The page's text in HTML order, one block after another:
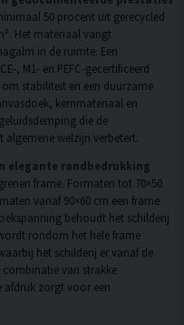
50 procent uit gerecycled
Het materiaal vangt
in de ruimte. Een
, M1- en PEFC-gecertificeerd
stabiliteit en een duurzame
kernmateriaal en
die de
welzijn verbetert.
elegante randbedrukking
frame. Formaten tot 70×50
vanaf 90×60 cm een frame
behoudt het schilderij
rondom het hele frame
het schilderij er vanaf de
van strakke
afdruk zorgt voor een